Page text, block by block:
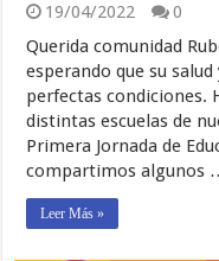
19/04/2022
0
Querida comunidad
esperando que su
perfectas condiciones.
distintas escuelas de
Primera Jornada de
compartimos algunos
Leer Más »